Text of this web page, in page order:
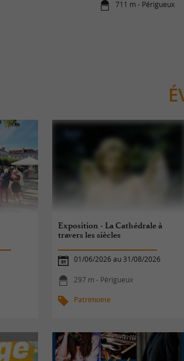
711 m - Périgueux
Exposition - La Cathédrale à
travers les siècles
01/06/2026 au 31/08/2026
297 m - Périgueux
Patrimoine